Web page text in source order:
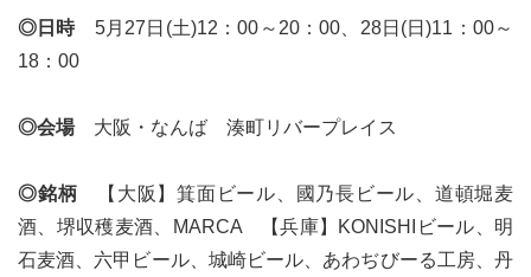
◎日時5月27日(土)12：00～20：00、28日(日)11：00～
18：00
◎会場大阪・なんば 湊町リバープレイス
◎銘柄 【大阪】箕面ビール、國乃長ビール、道頓堀麦
酒、堺収穫麦酒、MARCA 【兵庫】KONISHIビール、明
石麦酒、六甲ビール、城崎ビール、あわぢびーる工房、丹